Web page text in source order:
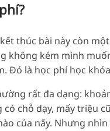
thúc bài này còn
không kém mình
Đó là học phí học
rất đa dạng:
chỗ dạy, mấy triệu
của nấy. Nhưng